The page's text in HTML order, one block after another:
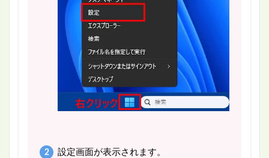
設定画面が表示されます。